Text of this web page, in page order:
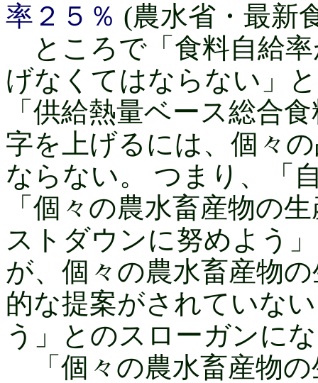
率２５％ (農水省・最新
ところで「食料自給
げなくてはならない」
「供給熱量ベース総合
字を上げるには、個々
ならない。 つまり、「
「個々の農水畜産物の
ストダウンに努めよう
が、個々の農水畜産物
的な提案がされていな
う」とのスローガンに
「個々の農水畜産物の